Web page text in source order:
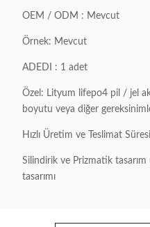
OEM / ODM : Mevcut
Örnek: Mevcut
ADEDI : 1 adet
Özel: Lityum lifepo4 pil / jel
boyutu veya diğer
Hızlı Üretim ve Teslimat Süresi
Silindirik ve Prizmatik
tasarımı